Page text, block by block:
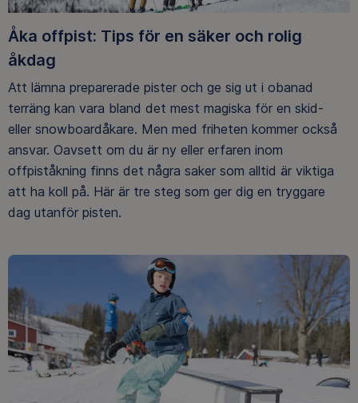
Åka offpist: Tips för en säker och rolig
åkdag
Att lämna preparerade pister och ge sig ut i obanad
terräng kan vara bland det mest magiska för en skid-
eller snowboardåkare. Men med friheten kommer också
ansvar. Oavsett om du är ny eller erfaren inom
offpiståkning finns det några saker som alltid är viktiga
att ha koll på. Här är tre steg som ger dig en tryggare
dag utanför pisten.